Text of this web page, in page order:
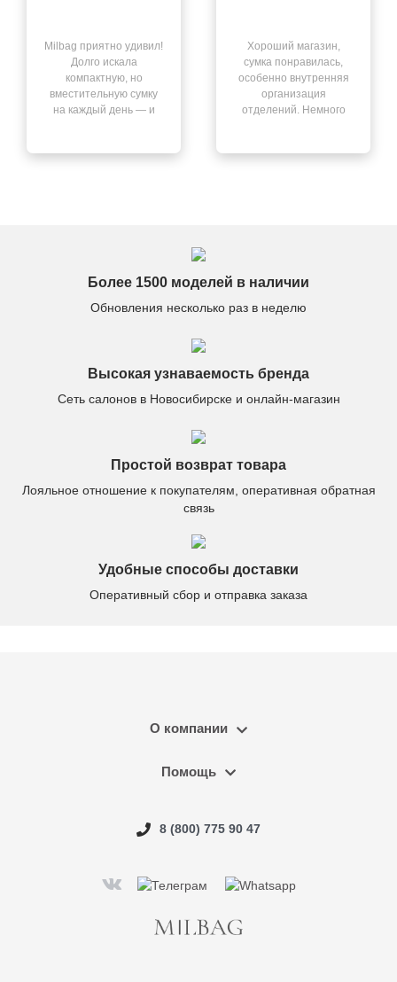
Milbag приятно удивил!
Долго искала
компактную, но
вместительную сумку
на каждый день — и
Хороший магазин,
сумка понравилась,
особенно внутренняя
организация
отделений. Немного
Более 1500 моделей в наличии
Обновления несколько раз в неделю
Высокая узнаваемость бренда
Сеть салонов в Новосибирске и онлайн-магазин
Простой возврат товара
Лояльное отношение к покупателям, оперативная обратная
связь
Удобные способы доставки
Оперативный сбор и отправка заказа
О компании
Помощь
8 (800) 775 90 47